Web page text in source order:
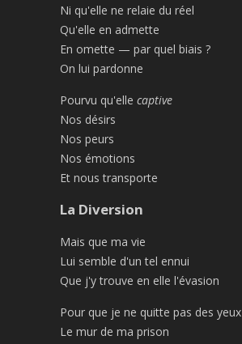
Ni qu'elle ne relaie du réel
Qu'elle en admette
En omette — par quel biais ?
On lui pardonne
Pourvu qu'elle captive
Nos désirs
Nos peurs
Nos émotions
Et nous transporte
La Diversion
Mais que ma vie
Lui semble d'un tel ennui
Que j'y trouve en elle l'évasion
Pour que je ne quitte pas des yeux
Le mur de ma prison